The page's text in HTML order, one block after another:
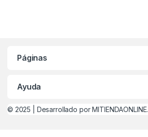
Páginas
Ayuda
© 2025 | Desarrollado por MITIENDAONLINE.